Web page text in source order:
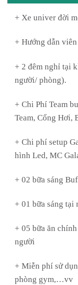
+ Xe univer đời
+ Hướng dẫn
+ 2 đêm nghỉ tại
người/ phòng).
+ Chi Phí Team
Team, Cổng Hơi,
+ Chi phí setup
hình Led, MC
+ 02 bữa sáng
+ 01 bữa sáng tại
+ 05 bữa ăn
người
+ Miễn phí sử
phòng gym,…vv